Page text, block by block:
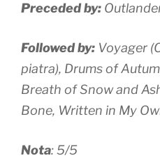
Preceded by:
Followed by: Voyager
piatra), Drums of
Breath of Snow and
Bone, Written in My
Nota: 5/5